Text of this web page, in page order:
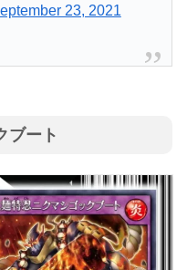
23, 2021
ブート